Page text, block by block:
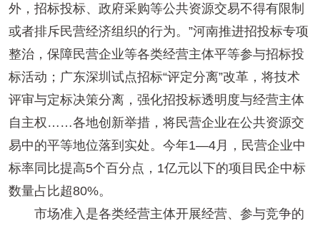
外，招标投标、政府采购等公共资源交易不得有限制
或者排斥民营经济组织的行为。”河南推进招投标专项
整治，保障民营企业等各类经营主体平等参与招标投
标活动；广东深圳试点招标“评定分离”改革，将技术
评审与定标决策分离，强化招投标透明度与经营主体
自主权……各地创新举措，将民营企业在公共资源交
易中的平等地位落到实处。今年1—4月，民营企业中
标率同比提高5个百分点，1亿元以下的项目民企中标
数量占比超80%。
市场准入是各类经营主体开展经营、参与竞争的